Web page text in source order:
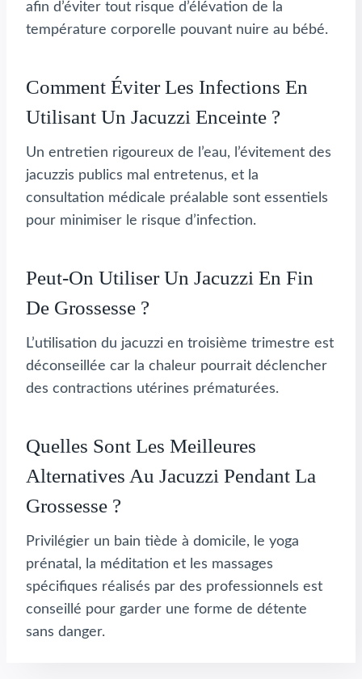
afin d’éviter tout risque d’élévation de la
température corporelle pouvant nuire au bébé.
Comment Éviter Les Infections En
Utilisant Un Jacuzzi Enceinte ?
Un entretien rigoureux de l’eau, l’évitement des
jacuzzis publics mal entretenus, et la
consultation médicale préalable sont essentiels
pour minimiser le risque d’infection.
Peut-On Utiliser Un Jacuzzi En Fin
De Grossesse ?
L’utilisation du jacuzzi en troisième trimestre est
déconseillée car la chaleur pourrait déclencher
des contractions utérines prématurées.
Quelles Sont Les Meilleures
Alternatives Au Jacuzzi Pendant La
Grossesse ?
Privilégier un bain tiède à domicile, le yoga
prénatal, la méditation et les massages
spécifiques réalisés par des professionnels est
conseillé pour garder une forme de détente
sans danger.